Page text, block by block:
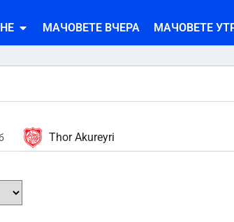
МАЧОВЕТЕ ВЧЕРА МАЧОВЕТЕ
Thor Akureyri